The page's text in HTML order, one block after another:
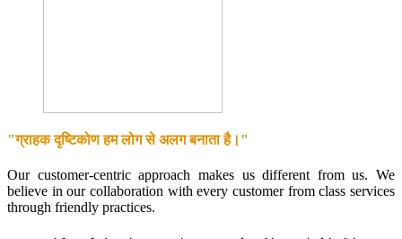
"ग्राहक दृष्टिकोण हम लोग से अलग बनाता है।"
Our customer-centric approach makes us different from us. We
believe in our collaboration with every customer from class services
through friendly practices.